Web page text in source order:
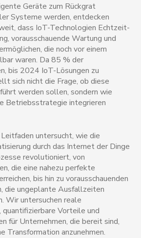
Geräte zum Rückgrat
Systeme werden, entdecken
dass IoT-Technologien Echtzeit-
vorausschauende Wartung und
die noch vor einem
waren. Da 85 % der
bis 2024 IoT-Lösungen zu
sich nicht die Frage, ob diese
werden sollen, sondern wie
Betriebsstrategie integrieren
untersucht, wie die
durch das Internet der Dinge
revolutioniert, von
die eine nahezu perfekte
bis hin zu vorausschauenden
die ungeplante Ausfallzeiten
Wir untersuchen reale
quantifizierbare Vorteile und
für Unternehmen, die bereit sind,
Transformation anzunehmen.